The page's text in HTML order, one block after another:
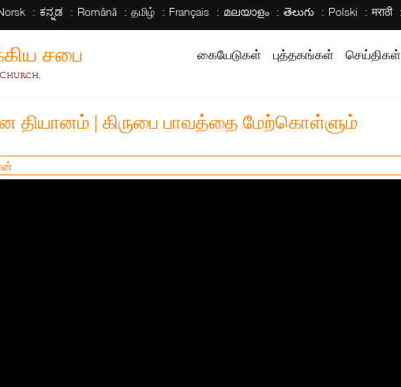
ಕನ್ನಡ Română தமிழ் Français മലയാളം తెలుగు Polski मराठी
சபை கையேடுகள் புத்தகங்கள் செய்திகள்
தியானம் | கிருபை பாவத்தை மேற்கொள்ளும்